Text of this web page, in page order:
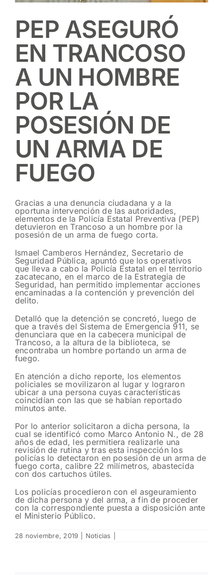
PEP ASEGURÓ
EN TRANCOSO
A UN HOMBRE
POR LA
POSESIÓN DE
UN ARMA DE
FUEGO
Gracias a una denuncia ciudadana y a la
oportuna intervención de las autoridades,
elementos de la Policía Estatal Preventiva (PEP)
detuvieron en Trancoso a un hombre por la
posesión de un arma de fuego corta.
Ismael Camberos Hernández, Secretario de
Seguridad Pública, apuntó que los operativos
que lleva a cabo la Policía Estatal en el territorio
zacatecano, en el marco de la Estrategia de
Seguridad, han permitido implementar acciones
encaminadas a la contención y prevención del
delito.
Detalló que la detención se concretó, luego de
que a través del Sistema de Emergencia 911, se
denunciara que en la cabecera municipal de
Trancoso, a la altura de la biblioteca, se
encontraba un hombre portando un arma de
fuego.
En atención a dicho reporte, los elementos
policiales se movilizaron al lugar y lograron
ubicar a una persona cuyas características
coincidían con las que se habían reportado
minutos ante.
Por lo anterior solicitaron a dicha persona, la
cual se identificó como Marco Antonio N., de 28
años de edad, les permitiera realizarle una
revisión de rutina y tras esta inspección los
policías lo detectaron en posesión de un arma de
fuego corta, calibre 22 milímetros, abastecida
con dos cartuchos útiles.
Los policías procedieron con el asgeuramiento
de dicha persona y del arma, a fin de proceder
con la correspondiente puesta a disposición ante
el Ministerio Público.
28 noviembre, 2019 Noticias